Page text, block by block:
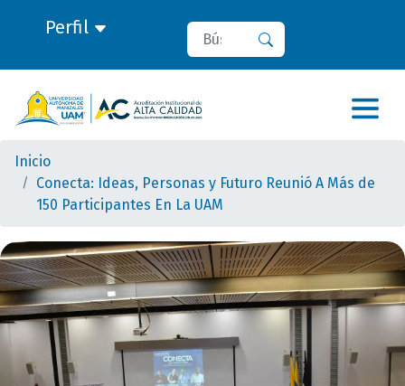
Perfil Buscar
Inicio
Conecta: Ideas, Personas y Futuro Reunió A Más de
150 Participantes En La UAM